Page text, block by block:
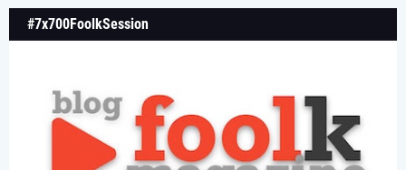
#7x700FoolkSession